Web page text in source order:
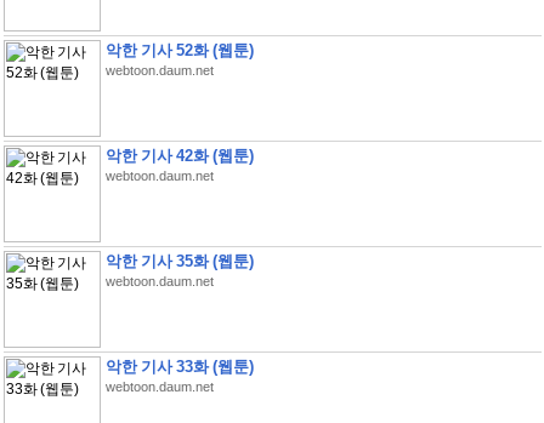
악한 기사 52화 (웹툰)
webtoon.daum.net
악한 기사 42화 (웹툰)
webtoon.daum.net
악한 기사 35화 (웹툰)
webtoon.daum.net
악한 기사 33화 (웹툰)
webtoon.daum.net